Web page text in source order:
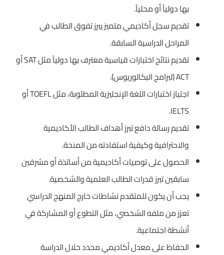
بها دولياً أو محلياً.
تقديم سجل أكاديمي متميز يبرز تفوق الطالب في
المراحل الدراسية السابقة.
تقديم نتائج اختبارات قياسية معترف بها دولياً مثل SAT أو
ACT (لبرامج البكالوريوس).
اجتياز اختبارات اللغة الإنجليزية المطلوبة، مثل TOEFL أو
IELTS.
تقديم رسالة دافع تبرز أهداف الطالب الأكاديمية
والاحترافية وكيفية استفادته من المنحة.
الحصول على توصيات أكاديمية من أساتذة أو مشرفين
سابقين تبرز قدرات الطالب العلمية والشخصية.
يجب أن يكون للمتقدم نشاطات خارج المنهج الدراسي
تعزز من ملفه الشخصي، مثل التطوع أو المشاركة في
أنشطة اجتماعية.
الحفاظ على معدل أكاديمي محدد خلال الدراسة